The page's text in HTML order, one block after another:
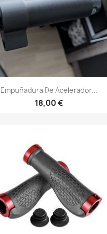
Vista rápida
Empuñadura De Acelerador...
18,00 €